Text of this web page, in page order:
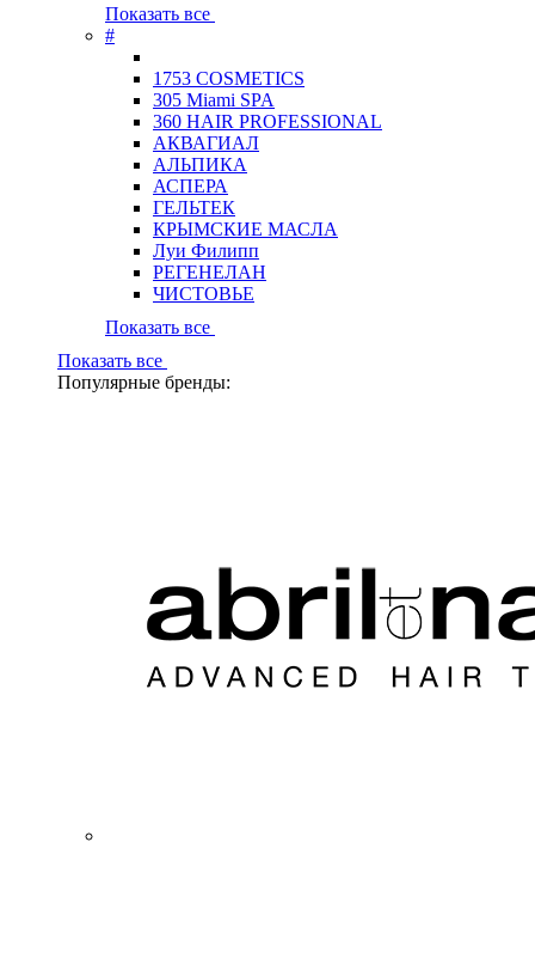
Показать все
#
1753 COSMETICS
305 Miami SPA
360 HAIR PROFESSIONAL
АКВАГИАЛ
АЛЬПИКА
АСПЕРА
ГЕЛЬТЕК
КРЫМСКИЕ МАСЛА
Луи Филипп
РЕГЕНЕЛАН
ЧИСТОВЬЕ
Показать все
Показать все
Популярные бренды: